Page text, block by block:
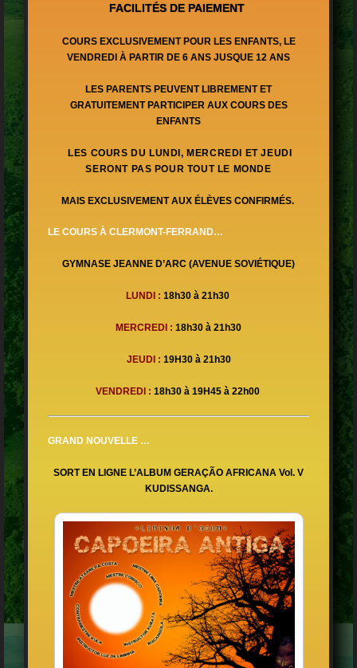
FACILITÉS DE PAIEMENT
COURS EXCLUSIVEMENT POUR LES ENFANTS, LE
VENDREDI À PARTIR DE 6 ANS JUSQUE 12 ANS
LES PARENTS PEUVENT LIBREMENT ET
GRATUITEMENT PARTICIPER AUX COURS DES
ENFANTS
LES COURS DU LUNDI, MERCREDI ET JEUDI
SERONT PAS POUR TOUT LE MONDE
MAIS EXCLUSIVEMENT AUX ÉLÈVES CONFIRMÉS.
LE COURS À CLERMONT-FERRAND…
GYMNASE JEANNE D’ARC (AVENUE SOVIÉTIQUE)
LUNDI : 18h30 à 21h30
MERCREDI : 18h30 à 21h30
JEUDI : 19H30 à 21h30
VENDREDI : 18h30 à 19H45 à 22h00
GRAND NOUVELLE …
SORT EN LIGNE L’ALBUM GERAÇÃO AFRICANA Vol. V
KUDISSANGA.